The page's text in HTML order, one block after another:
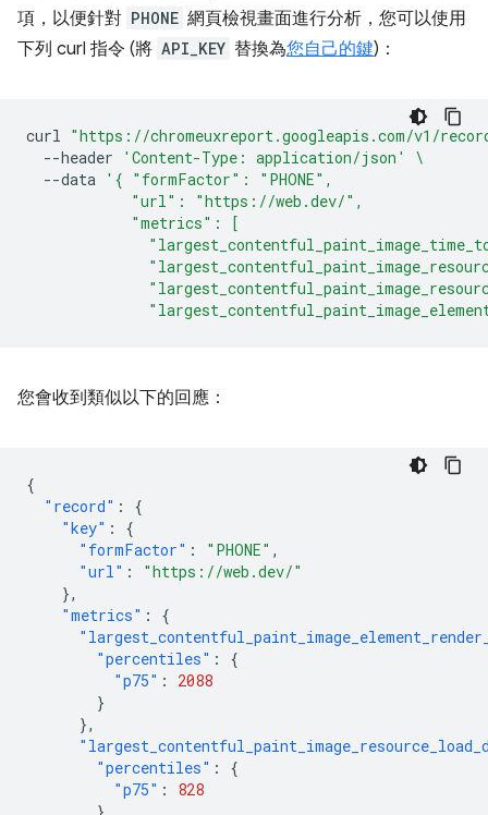
項，以便針對 PHONE 網頁檢視畫面進行分析，您可以使用
下列 curl 指令 (將 API_KEY 替換為您自己的鍵)：
curl "https://chromeuxreport.googleapis.com/v1/
--header
'Content-Type: application/json'
\
--data '{ "formFactor": "PHONE",
            "url": "https://web.dev/",
            "metrics": [
您會收到類似以下的回應：
{
"record" :
{
"key" :
{
"formFactor" : "PHONE" ,
"url" :
"https://web.dev/"
},
"metrics" :
{
"percentiles" :
{
"p75" :
2088
}
},
"percentiles" :
{
"p75" :
828